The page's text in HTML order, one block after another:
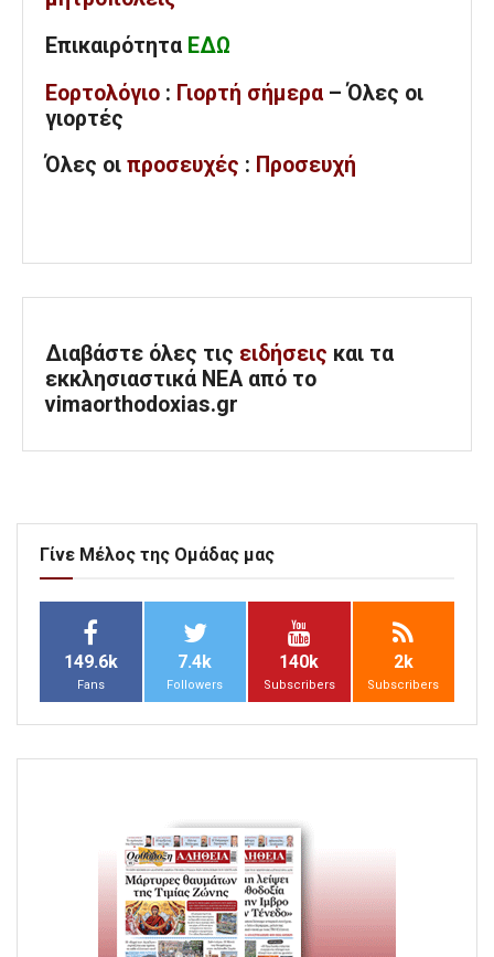
Επικαιρότητα ΕΔΩ
Εορτολόγιο : Γιορτή σήμερα – Όλες οι
γιορτές
Όλες οι προσευχές : Προσευχή
Διαβάστε όλες τις ειδήσεις και τα
εκκλησιαστικά ΝΕΑ από το
vimaorthodoxias.gr
Γίνε Μέλος της Ομάδας μας
149.6k
Fans
7.4k
Followers
140k
Subscribers
2k
Subscribers